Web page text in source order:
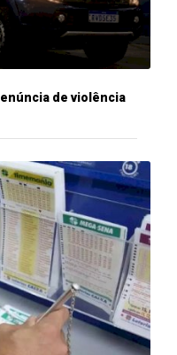
de violência